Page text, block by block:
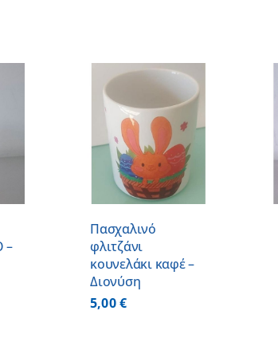
–
ΣΤΟ
Πασχαλινό
φλιτζάνι
κουνελάκι καφέ –
Διονύση
5,00€
ΠΡΟΣΘΗΚΗ ΣΤΟ
ΚΑΛΑΘΙ
ΛΕΠΤΟΜΕΡΕΙΕΣ